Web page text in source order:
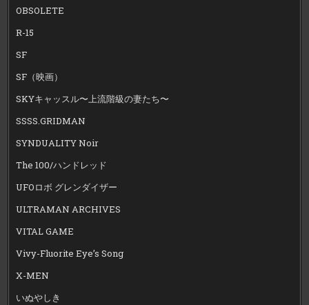
OBSOLETE
R-15
SF
SF（映画）
SKYキャッスル〜上流階級の妻たち〜
SSSS.GRIDMAN
SYNDUALITY Noir
The 100/ハンドレッド
UFOロボ グレンダイザー
ULTRAMAN ARCHIVES
VITAL GAME
Vivy-Fluorite Eye’s Song
X-MEN
いぬやしき